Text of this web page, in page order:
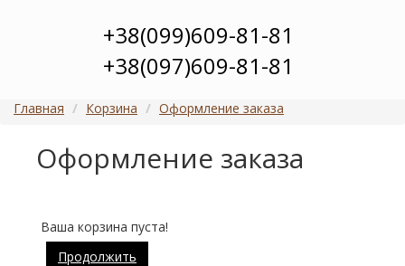
+38(099)609-81-81
+38(097)609-81-81
Главная Корзина Оформление заказа
Оформление заказа
Ваша корзина пуста!
Продолжить